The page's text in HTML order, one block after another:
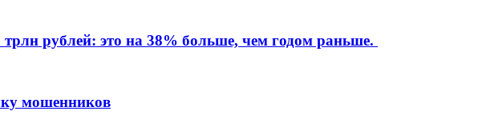
рублей: это на 38% больше, чем годом раньше.
мошенников